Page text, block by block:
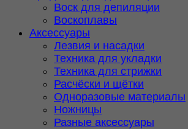
Воск для депиляции
Воскоплавы
Аксессуары
Лезвия и насадки
Техника для укладки
Техника для стрижки
Расчёски и щётки
Одноразовые материалы
Ножницы
Разные аксессуары